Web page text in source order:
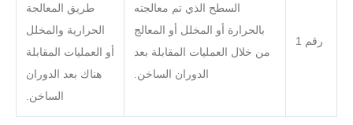
رقم 1
السطح الذي تم معالجته
بالحرارة أو المخلل أو المعالج
من خلال العمليات المقابلة بعد
الدوران الساخن.
طريق المعالجة
الحرارية والمخلل
أو العمليات المقابلة
هناك بعد الدوران
الساخن.